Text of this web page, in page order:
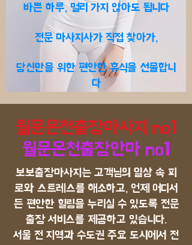
바쁜 하루, 멀리 가지 않아도 됩니다
전문 마사지사가 직접 찾아가,
당신만을 위한 편안한 휴식을 선물합니
다
월문온천출장마사지 no1
월문온천출장안마 no1
보보출장마사지는 고객님의 일상 속 피
로와 스트레스를 해소하고, 언제 어디서
든 편안한 힐링을 누리실 수 있도록 전문
출장 서비스를 제공하고 있습니다.
서울 전 지역과 수도권 주요 도시에서 전